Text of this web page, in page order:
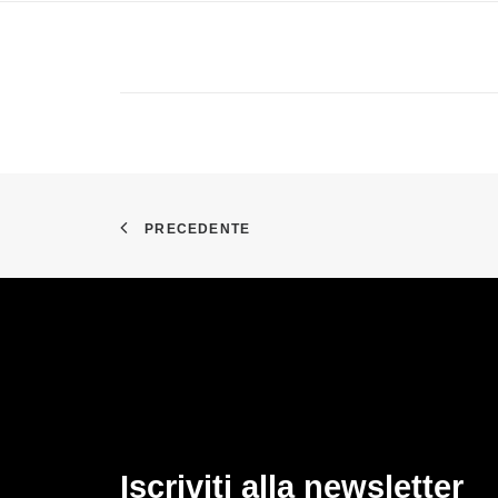
PRECEDENTE
Iscriviti alla newsletter